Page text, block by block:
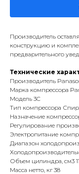
Производитель
конструкцию и
предварительного
Технические
Производитель
Марка компрессора
Модель 3C
Тип компрессора
Назначение
Регулирование
Электропитание
Диапазон
Объем цилиндра, см3
Масса нетто, кг 38